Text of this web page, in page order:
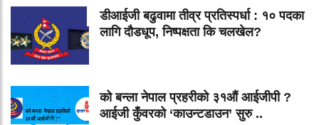
डीआईजी बढुवामा तीव्र प्रतिस्पर्धा : १० पदका
लागि दौडधूप, निष्पक्षता कि चलखेल?
को बन्ला नेपाल प्रहरीको ३१औं आईजीपी ?
आईजी कुँवरको ‘काउन्टडाउन’ सुरु ..